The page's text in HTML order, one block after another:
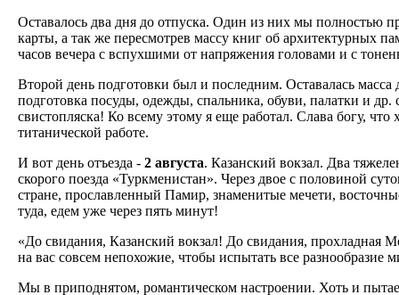
Оставалось два дня до отпуска. Один из них мы полностью
карты, а так же пересмотрев массу книг об архитектурных
часов вечера с вспухшими от напряжения головами и с
Второй день подготовки был и последним. Оставалась
подготовка посуды, одежды, спальника, обуви, палатки и
свистопляска! Ко всему этому я еще работал. Слава богу,
титанической работе.
И вот день отъезда - 2 августа. Казанский вокзал. Два
скорого поезда «Туркменистан». Через двое с половиной
стране, прославленный Памир, знаменитые мечети,
туда, едем уже через пять минут!
«До свидания, Казанский вокзал! До свидания, прохладная
на вас совсем непохожие, чтобы испытать все
Мы в приподнятом, романтическом настроении. Хоть и